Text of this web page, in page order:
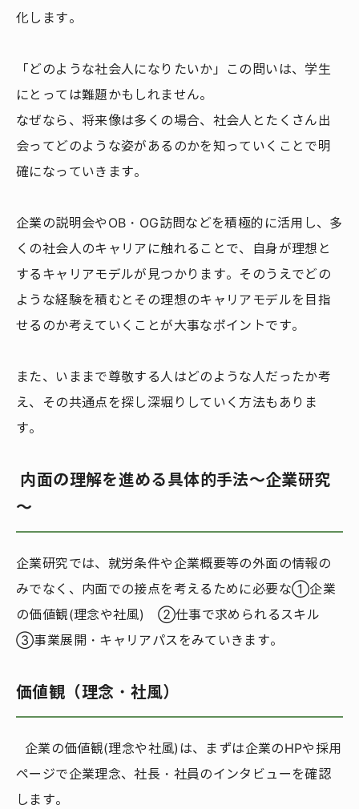
化します。
「どのような社会人になりたいか」この問いは、学生
にとっては難題かもしれません。
なぜなら、将来像は多くの場合、社会人とたくさん出
会ってどのような姿があるのかを知っていくことで明
確になっていきます。
企業の説明会やOB・OG訪問などを積極的に活用し、多
くの社会人のキャリアに触れることで、自身が理想と
するキャリアモデルが見つかります。そのうえでどの
ような経験を積むとその理想のキャリアモデルを目指
せるのか考えていくことが大事なポイントです。
また、いままで尊敬する人はどのような人だったか考
え、その共通点を探し深堀りしていく方法もありま
す。
内面の理解を進める具体的手法～企業研究
～
企業研究では、就労条件や企業概要等の外面の情報の
みでなく、内面での接点を考えるために必要な①企業
の価値観(理念や社風) ②仕事で求められるスキル
③事業展開・キャリアパスをみていきます。
価値観（理念・社風）
企業の価値観(理念や社風)は、まずは企業のHPや採用
ページで企業理念、社長・社員のインタビューを確認
します。